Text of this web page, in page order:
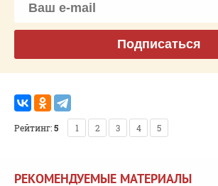
Подписаться
Рейтинг:5 1 2 3 4 5
РЕКОМЕНДУЕМЫЕ МАТЕРИАЛЫ